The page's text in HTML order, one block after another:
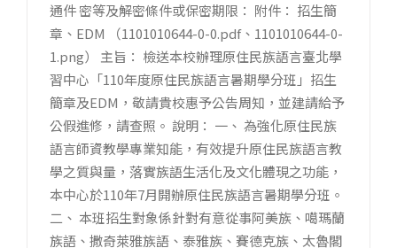
通件 密等及解密條件或保密期限： 附件： 招生簡
章、EDM （1101010644-0-0.pdf、1101010644-0-
1.png） 主旨： 檢送本校辦理原住民族語言臺北學
習中心「110年度原住民族語言暑期學分班」招生
簡章及EDM，敬請貴校惠予公告周知，並建請給予
公假進修，請查照。 說明： 一、 為強化原住民族
語言師資教學專業知能，有效提升原住民族語言教
學之質與量，落實族語生活化及文化體現之功能，
本中心於110年7月開辦原住民族語言暑期學分班。
二、 本班招生對象係針對有意從事阿美族、噶瑪蘭
族語、撒奇萊雅族語、泰雅族、賽德克族、太魯閣